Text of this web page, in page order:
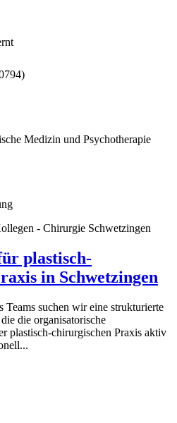
)
Medizin und Psychotherapie
- Chirurgie Schwetzingen
plastisch-
in Schwetzingen
Teams suchen wir eine strukturierte
die organisatorische
plastisch-chirurgischen Praxis aktiv